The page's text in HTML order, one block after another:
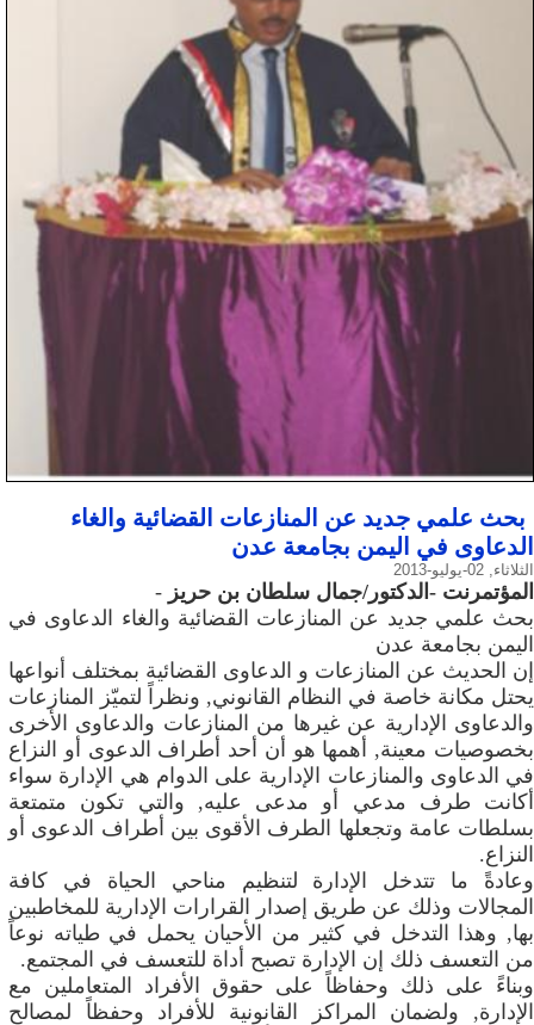
بحث علمي جديد عن المنازعات القضائية والغاء
الدعاوى في اليمن بجامعة عدن
الثلاثاء, 02-يوليو-2013
المؤتمرنت -الدكتور/جمال سلطان بن حريز -
بحث علمي جديد عن المنازعات القضائية والغاء الدعاوى في
اليمن بجامعة عدن
إن الحديث عن المنازعات و الدعاوى القضائية بمختلف أنواعها
يحتل مكانة خاصة في النظام القانوني, ونظراً لتميّز المنازعات
والدعاوى الإدارية عن غيرها من المنازعات والدعاوى الأخرى
بخصوصيات معينة, أهمها هو أن أحد أطراف الدعوى أو النزاع
في الدعاوى والمنازعات الإدارية على الدوام هي الإدارة سواء
أكانت طرف مدعي أو مدعى عليه, والتي تكون متمتعة
بسلطات عامة وتجعلها الطرف الأقوى بين أطراف الدعوى أو
النزاع.
وعادةً ما تتدخل الإدارة لتنظيم مناحي الحياة في كافة
المجالات وذلك عن طريق إصدار القرارات الإدارية للمخاطبين
بها, وهذا التدخل في كثير من الأحيان يحمل في طياته نوعاً
من التعسف ذلك إن الإدارة تصبح أداة للتعسف في المجتمع.
وبناءً على ذلك وحفاظاً على حقوق الأفراد المتعاملين مع
الإدارة, ولضمان المراكز القانونية للأفراد وحفظاً لمصالح